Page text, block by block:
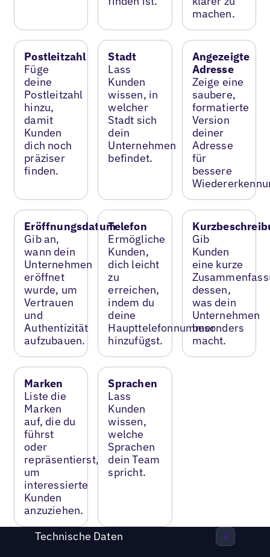
machen.
Postleitzahl
Füge
deine
Postleitzahl
hinzu,
damit
Kunden
dich noch
präziser
finden.
Stadt
Lass
Kunden
wissen, in
welcher
Stadt sich
dein
Unternehmen
befindet.
Angezeigte
Adresse
Zeige eine
saubere,
formatierte
Version
deiner
Adresse
für
bessere
Eröffnungsdatum
Gib an,
wann dein
Unternehmen
eröffnet
wurde, um
Vertrauen
und
Authentizität
aufzubauen.
Telefon
Ermögliche
Kunden,
dich leicht
zu
erreichen,
indem du
deine
Haupttelefonnummer
hinzufügst.
Gib
Kunden
eine kurze
dessen,
was dein
Unternehmen
besonders
macht.
Marken
Liste die
Marken
auf, die du
führst
oder
repräsentierst,
um
interessierte
Kunden
anzuziehen.
Sprachen
Lass
Kunden
wissen,
welche
Sprachen
dein Team
spricht.
Technische Daten